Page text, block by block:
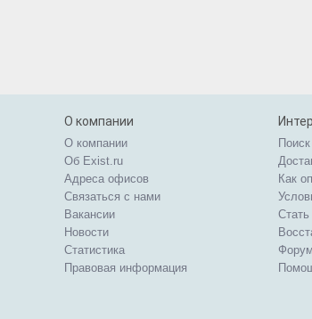
О компании
О компании
Об Exist.ru
Адреса офисов
Связаться с нами
Вакансии
Новости
Статистика
Правовая информация
Как